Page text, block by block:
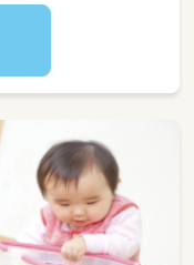
システムを導入し
を整えます！
いく方針です。
手でも大丈夫。
を活かしていきま
能性がある制度あ